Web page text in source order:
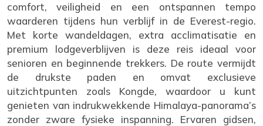
comfort, veiligheid en een ontspannen tempo
waarderen tijdens hun verblijf in de Everest-regio.
Met korte wandeldagen, extra acclimatisatie en
premium lodgeverblijven is deze reis ideaal voor
senioren en beginnende trekkers. De route vermijdt
de drukste paden en omvat exclusieve
uitzichtpunten zoals Kongde, waardoor u kunt
genieten van indrukwekkende Himalaya-panorama’s
zonder zware fysieke inspanning. Ervaren gidsen,